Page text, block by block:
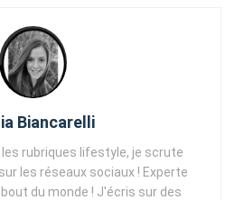
Biancarelli
les rubriques lifestyle, je scrute
les réseaux sociaux ! Experte
du monde ! J'écris sur des